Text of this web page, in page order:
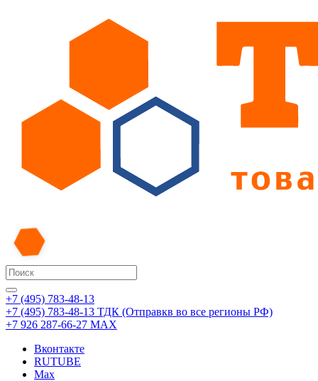
+7 (495) 783-48-13
+7 (495) 783-48-13 ТДК (Отправкв во все регионы РФ)
+7 926 287-66-27 МАХ
Вконтакте
RUTUBE
Max